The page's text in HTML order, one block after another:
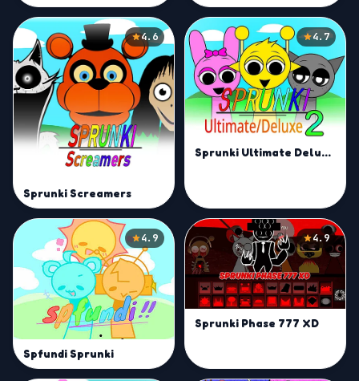
4.6
Sprunki Screamers
4.7
Sprunki Ultimate Deluxe 2
4.9
Spfundi Sprunki
4.9
Sprunki Phase 777 XD